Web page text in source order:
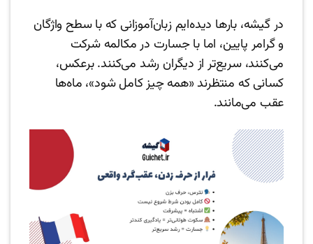
در گیشه، بارها دیده‌ایم زبان‌آموزانی که با سطح واژگان
و گرامر پایین، اما با جسارت در مکالمه شرکت
می‌کنند، سریع‌تر از دیگران رشد می‌کنند. برعکس،
کسانی که منتظرند «همه چیز کامل شود»، ماه‌ها
عقب می‌مانند.